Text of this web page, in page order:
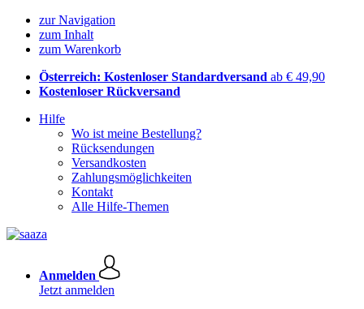
zur Navigation
zum Inhalt
zum Warenkorb
Österreich: Kostenloser Standardversand ab € 49,90
Kostenloser Rückversand
Hilfe
Wo ist meine Bestellung?
Rücksendungen
Versandkosten
Zahlungsmöglichkeiten
Kontakt
Alle Hilfe-Themen
Anmelden
Jetzt anmelden